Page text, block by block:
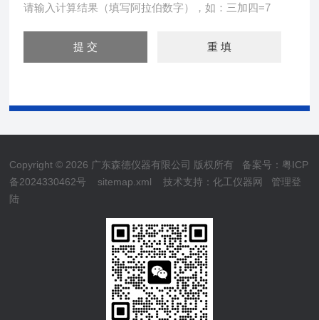
请输入计算结果（填写阿拉伯数字），如：三加四=7
Copyright © 2026 广东森德仪器有限公司 版权所有 备案号：粤ICP
备2024330462号
sitemap.xml 技术支持：化工仪器网
管理登
陆